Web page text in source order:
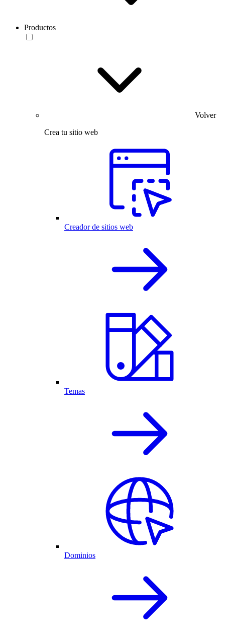
Productos
Volver
Crea tu sitio web
Creador de sitios web
Temas
Dominios